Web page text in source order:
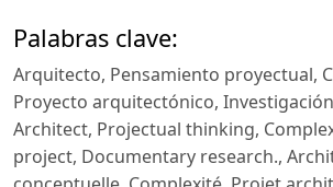
Palabras clave:
Arquitecto, Pensamiento proyectual,
Proyecto arquitectónico,
Architect, Projectual thinking,
project, Documentary research.,